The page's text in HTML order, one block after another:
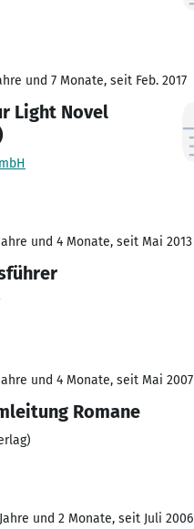
und 7 Monate, seit Feb. 2017
Light Novel
und 4 Monate, seit Mai 2013
und 4 Monate, seit Mai 2007
Romane
und 2 Monate, seit Juli 2006